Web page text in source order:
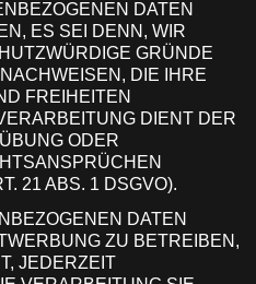
DATEN
ES SEI DENN, WIR
GRÜNDE
DIE IHRE
FREIHEITEN
DIENT DER
ODER
21 ABS. 1 DSGVO).
DATEN
ZU BETREIBEN,
JEDERZEIT